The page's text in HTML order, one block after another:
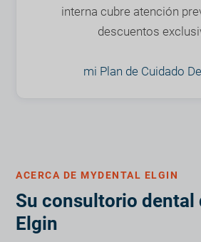
interna cubre atención
descuentos
mi Plan de Cuidado
ACERCA DE MYDENTAL ELGIN
Su consultorio dental
Elgin